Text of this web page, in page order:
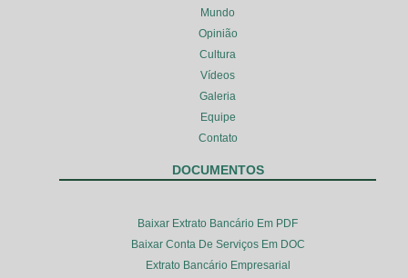
Mundo
Opinião
Cultura
Vídeos
Galeria
Equipe
Contato
DOCUMENTOS
Baixar Extrato Bancário Em PDF
Baixar Conta De Serviços Em DOC
Extrato Bancário Empresarial